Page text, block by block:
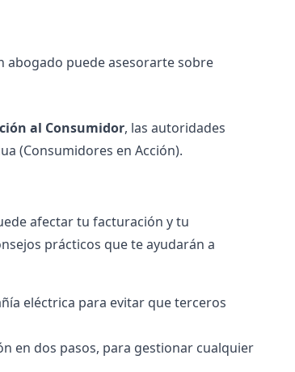
abogado puede asesorarte sobre
al Consumidor, las autoridades
(Consumidores en Acción).
afectar tu facturación y tu
prácticos que te ayudarán a
eléctrica para evitar que terceros
en dos pasos, para gestionar cualquier